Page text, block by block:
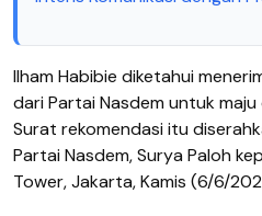
Ilham Habibie diketahui
dari Partai Nasdem untuk
Surat rekomendasi itu
Partai Nasdem, Surya Paloh
Tower, Jakarta, Kamis (6/6/